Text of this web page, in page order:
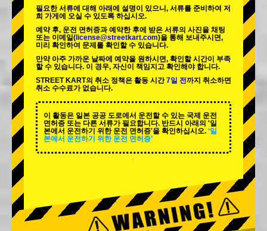
필요한 서류에 대해 아래에 설명이 있으니, 서류를 준비하여 저
희 가게에 오실 수 있도록 하십시오.
예약 후, 운전 면허증과 예약한 후에 받은 서류의 사진을 채팅
또는 이메일( license@streetkart.com)을 통해 보내주시면,
미리 확인하여 문제를 확인할 수 있습니다.
만약 아주 가까운 날짜에 예약을 원하시면, 확인할 시간이 부족
할 수 있습니다. 이 경우, 자신이 책임지고 확인해야 합니다.
STREET KART의 취소 정책은 활동 시간7일 전까지 취소하면
취소 수수료가 없습니다.
이 활동은 일본 공공 도로에서 운전할 수 있는 국제 운전
면허증 또는 다른 서류가 필요합니다. 반드시 아래의 '일
본에서 운전하기 위한 운전 면허증'을 확인하십시오. ‘일
본에서 운전하기 위한 운전 면허증’